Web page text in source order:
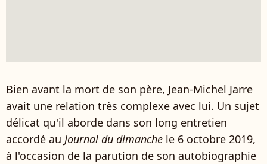
Bien avant la mort de son père, Jean-Michel Jarre
avait une relation très complexe avec lui. Un sujet
délicat qu'il aborde dans son long entretien
accordé au Journal du dimanche le 6 octobre 2019,
à l'occasion de la parution de son autobiographie